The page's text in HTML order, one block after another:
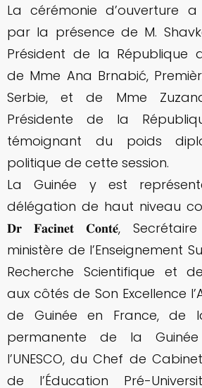
La cérémonie d’ouverture
par la présence de M.
Président de la République
de Mme Ana Brnabić,
Serbie, et de Mme
Présidente de la
témoignant du poids
politique de cette session.
La Guinée y est
délégation de haut niveau
𝐃𝐫 𝐅𝐚𝐜𝐢𝐧𝐞𝐭 𝐂𝐨𝐧𝐭𝐞́,
ministère de l’Enseignement
Recherche Scientifique et
aux côtés de Son Excellence
de Guinée en France, de
permanente de la
l’UNESCO, du Chef de
de l’Éducation Pré-